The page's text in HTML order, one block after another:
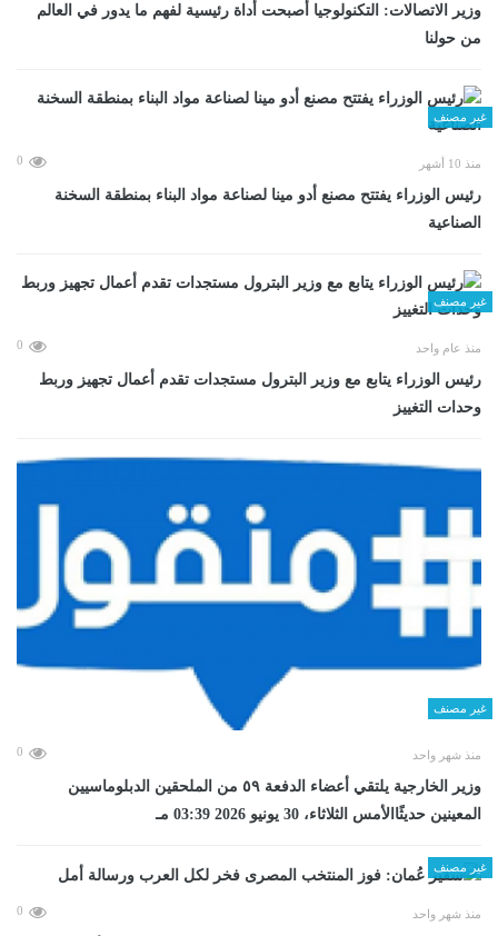
وزير الاتصالات: التكنولوجيا أصبحت أداة رئيسية لفهم ما يدور في العالم
من حولنا
غير مصنف
منذ 10 أشهر 0
رئيس الوزراء يفتتح مصنع أدو مينا لصناعة مواد البناء بمنطقة السخنة
الصناعية
غير مصنف
منذ عام واحد 0
رئيس الوزراء يتابع مع وزير البترول مستجدات تقدم أعمال تجهيز وربط
وحدات التغييز
غير مصنف
منذ شهر واحد 0
وزير الخارجية يلتقي أعضاء الدفعة ٥٩ من الملحقين الدبلوماسيين
المعينين حديثًاالأمس الثلاثاء، 30 يونيو 2026 03:39 مـ
غير مصنف
منذ شهر واحد 0